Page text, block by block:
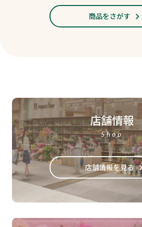
商品をさがす
店舗情報
Shop
店舗情報を見る